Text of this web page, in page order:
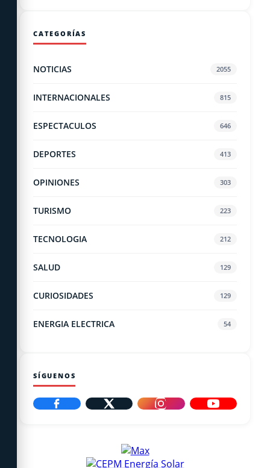
CATEGORÍAS
NOTICIAS 2055
INTERNACIONALES 815
ESPECTACULOS 646
DEPORTES 413
OPINIONES 303
TURISMO 223
TECNOLOGIA 212
SALUD 129
CURIOSIDADES 129
ENERGIA ELECTRICA 54
SÍGUENOS